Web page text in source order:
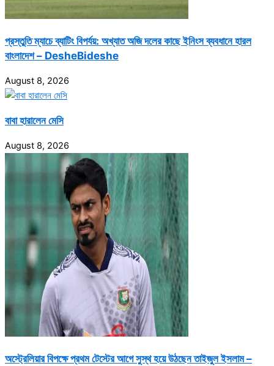
প্রস্তুতি ম্যাচে ব্যাটিং বিপর্যয়: অখ্যাত অজি দলের কাছে ইনিংস ব্যবধানে হারল
বাংলাদেশ – DesheBideshe
August 8, 2026
বাবা হারালেন মেসি
August 8, 2026
অস্ট্রেলিয়ার বিপক্ষে প্রথম টেস্টের আগে সুস্থ হয়ে উঠছেন তাইজুল ইসলাম –